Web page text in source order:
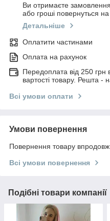
Ви отримаєте замовлення
або гроші повернуться
Детальніше
Оплатити частинами
Оплата на рахунок
Передоплата від 250 грн в
вартості товару. Решта -
Всі умови оплати
Умови повернення
Повернення товару
Всі умови повернення
Подібні товари компанії